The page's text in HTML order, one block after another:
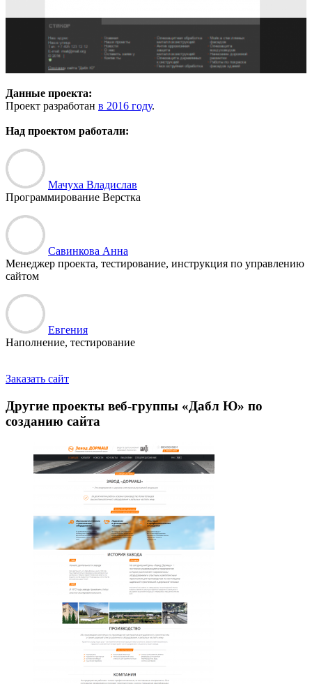
Данные проекта:
Проект разработан в 2016 году.
Над проектом работали:
Мачуха Владислав
Программирование Верстка
Савинкова Анна
Менеджер проекта, тестирование, инструкция по управлению
сайтом
Евгения
Наполнение, тестирование
Заказать сайт
Другие проекты веб-группы «Дабл Ю» по
созданию сайта